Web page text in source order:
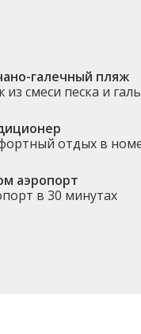
галечный пляж
из смеси песка и
отдых в
аэропорт
в 30 минутах